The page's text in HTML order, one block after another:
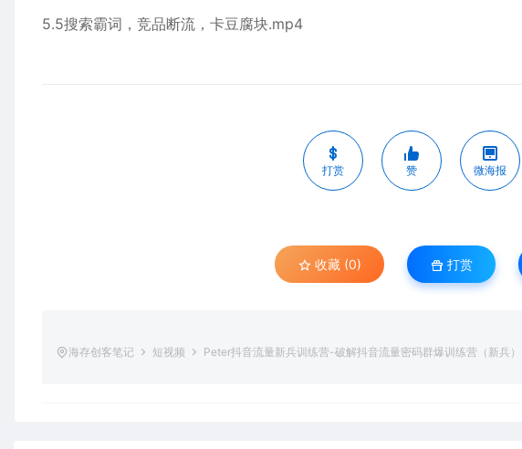
5.5搜索霸词，竞品断流，卡豆腐块.mp4
打赏 赞 微海报
收藏 (0) 打赏
海存创客笔记 短视频 Peter抖音流量新兵训练营-破解抖音流量密码群爆训练营（新兵）